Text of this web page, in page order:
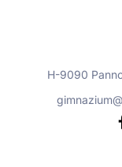
H-9090